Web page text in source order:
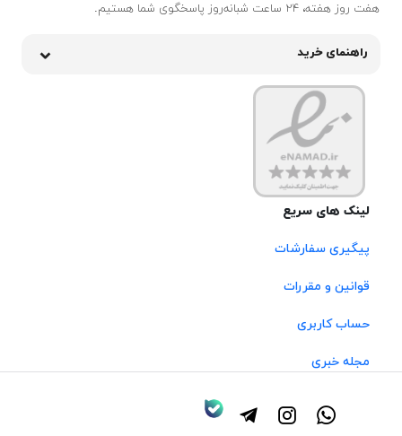
هفت روز هفته، ۲۴ ساعت شبانه‌روز پاسخگوی شما هستیم.
راهنمای خرید
لینک های سریع
پیگیری سفارشات
قوانین و مقررات
حساب کاربری
مجله خبری